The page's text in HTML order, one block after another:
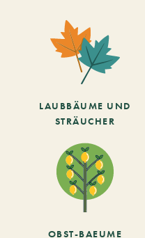
LAUBBÄUME UND
STRÄUCHER
OBST-BAEUME